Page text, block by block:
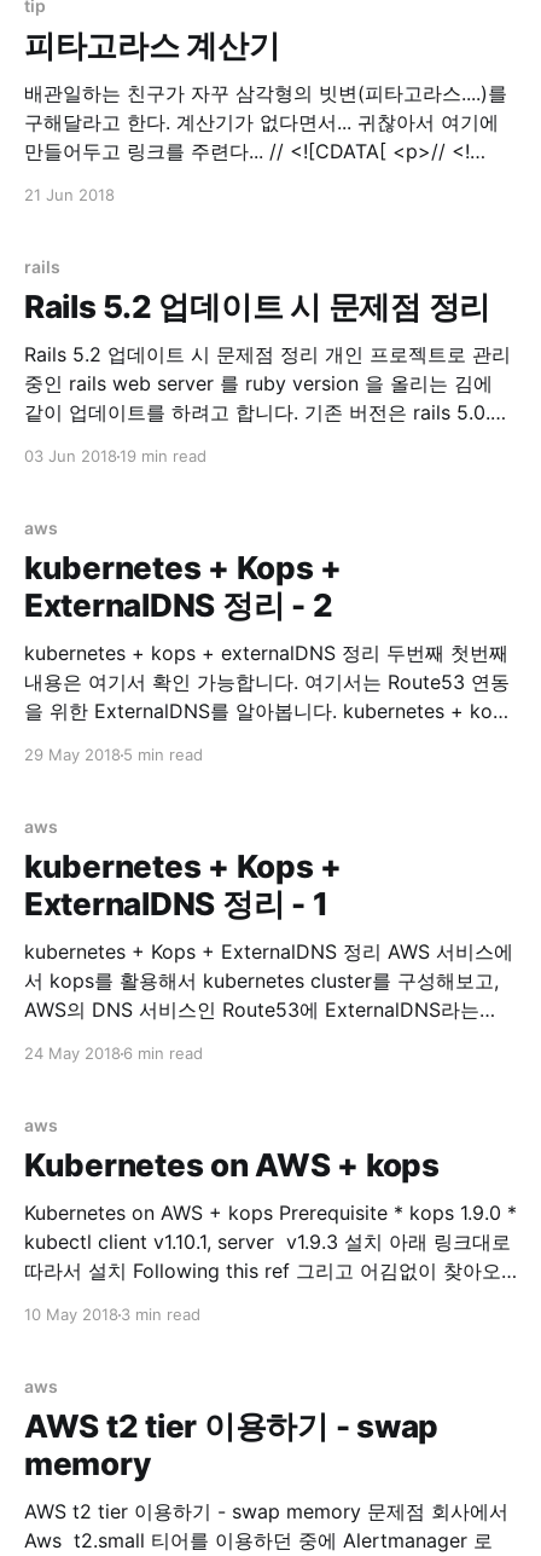
tip
피타고라스 계산기
배관일하는 친구가 자꾸 삼각형의 빗변(피타고라스....)를
구해달라고 한다. 계산기가 없다면서... 귀찮아서 여기에
만들어두고 링크를 주련다... // <![CDATA[ <p>// <!
$('input[name=result]'
21 Jun 2018
rails
Rails 5.2 업데이트 시 문제점 정리
Rails 5.2 업데이트 시 문제점 정리 개인 프로젝트로 관리
중인 rails web server 를 ruby version 을 올리는 김에
같이 업데이트를 하려고 합니다. 기존 버전은 rails 5.0.3
03 Jun 2018 19 min read
aws
kubernetes + Kops +
ExternalDNS 정리 - 2
kubernetes + kops + externalDNS 정리 두번째 첫번째
내용은 여기서 확인 가능합니다. 여기서는 Route53 연동
을 위한 ExternalDNS를 알아봅니다. kubernetes + kops
Services 들을 위해 Route53 연동을 시작해봅시다.
kubernetes-incubator/external-dns · GitHub 위 링크에
가면 ExternalDNS on AWS 에 대한 설명이
29 May 2018 5 min read
aws
kubernetes + Kops +
ExternalDNS 정리 - 1
kubernetes + Kops + ExternalDNS 정리 AWS 서비스에
서 kops를 활용해서 kubernetes cluster를 구성해보고,
AWS의 DNS 서비스인 Route53에 ExternalDNS라는
study를 하며 알게된 부분을 정리하는데 목적이 있습니
24 May 2018 6 min read
aws
Kubernetes on AWS + kops
Kubernetes on AWS + kops Prerequisite * kops 1.9.0 *
kubectl client v1.10.1, server v1.9.3 설치 아래 링크대로
따라서 설치 Following this ref 그리고 어김없이 찾아오
kops update cluster —yes $NAME) 후에 아래와 같은
10 May 2018 3 min read
aws
AWS t2 tier 이용하기 - swap
memory
AWS t2 tier 이용하기 - swap memory 문제점 회사에서
Aws t2.small 티어를 이용하던 중에 Alertmanager 로